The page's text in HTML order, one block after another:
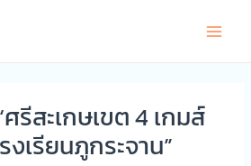
รีสะเกษเขต 4 เกมส์
เรียนภูกระจาน”